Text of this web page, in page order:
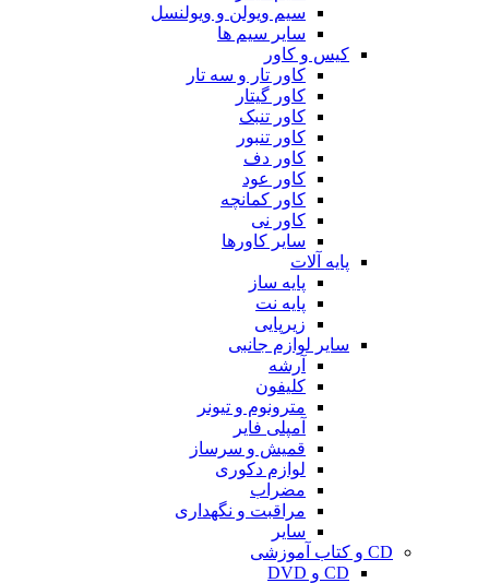
سیم ویولن و ویولنسل
سایر سیم ها
کیس و کاور
کاور تار و سه تار
کاور گیتار
کاور تنبک
کاور تنبور
کاور دف
کاور عود
کاور کمانچه
کاور نی
سایر کاورها
پایه آلات
پایه ساز
پایه نت
زیرپایی
سایر لوازم جانبی
آرشه
کلیفون
مترونوم و تیونر
آمپلی فایر
قمیش و سرساز
لوازم دکوری
مضراب
مراقبت و نگهداری
سایر
CD و کتاب آموزشی
CD و DVD